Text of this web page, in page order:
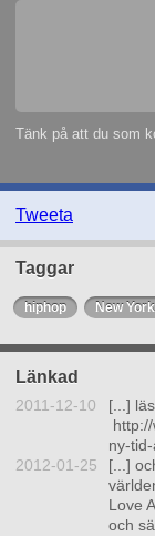
Tänk på att du som
Tweeta
Taggar
hiphop New York
Länkad
2011-12-10
[...]
ny-
2012-01-25
[...]
Love
och